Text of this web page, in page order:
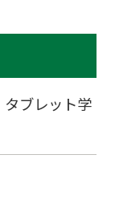
ブレット学